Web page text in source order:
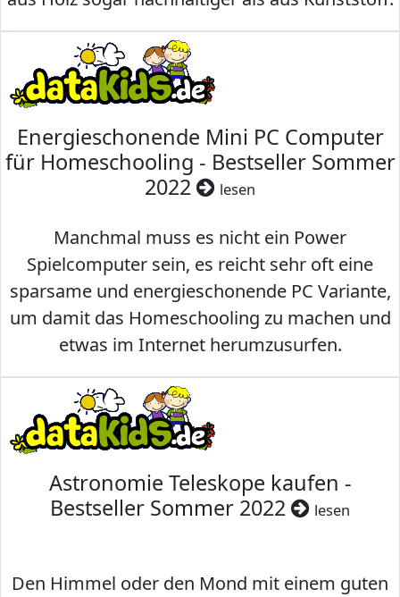
Energieschonende Mini PC Computer
für Homeschooling - Bestseller Sommer
2022
lesen
Manchmal muss es nicht ein Power
Spielcomputer sein, es reicht sehr oft eine
sparsame und energieschonende PC Variante,
um damit das Homeschooling zu machen und
etwas im Internet herumzusurfen.
Astronomie Teleskope kaufen -
Bestseller Sommer 2022
lesen
Den Himmel oder den Mond mit einem guten